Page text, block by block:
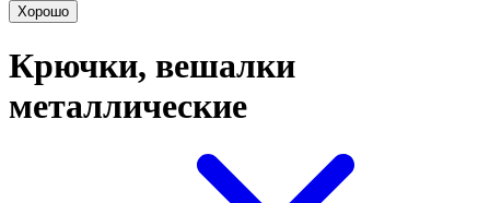
Хорошо
Крючки, вешалки
металлические